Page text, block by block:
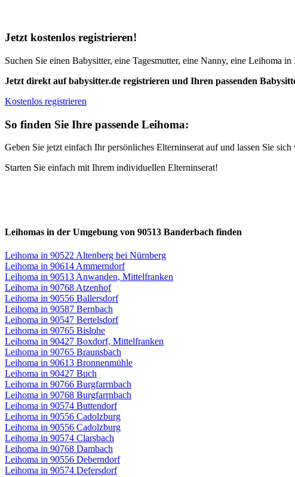
Jetzt kostenlos registrieren!
Suchen Sie einen Babysitter, eine Tagesmutter, eine Nanny, eine Leihoma
Jetzt direkt auf babysitter.de registrieren und Ihren passenden
Kostenlos registrieren
So finden Sie Ihre passende Leihoma:
Geben Sie jetzt einfach Ihr persönliches Elterninserat auf und lassen Sie
Starten Sie einfach mit Ihrem individuellen Elterninserat!
Leihomas in der Umgebung von 90513 Banderbach finden
Leihoma in 90522 Altenberg bei Nürnberg
Leihoma in 90614 Ammerndorf
Leihoma in 90513 Anwanden, Mittelfranken
Leihoma in 90768 Atzenhof
Leihoma in 90556 Ballersdorf
Leihoma in 90587 Bernbach
Leihoma in 90547 Bertelsdorf
Leihoma in 90765 Bislohe
Leihoma in 90427 Boxdorf, Mittelfranken
Leihoma in 90765 Braunsbach
Leihoma in 90613 Bronnenmühle
Leihoma in 90427 Buch
Leihoma in 90766 Burgfarrnbach
Leihoma in 90768 Burgfarrnbach
Leihoma in 90574 Buttendorf
Leihoma in 90556 Cadolzburg
Leihoma in 90556 Cadolzburg
Leihoma in 90574 Clarsbach
Leihoma in 90768 Dambach
Leihoma in 90556 Deberndorf
Leihoma in 90574 Defersdorf